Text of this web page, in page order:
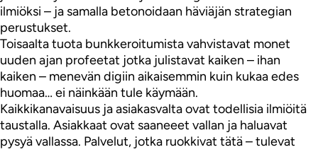
ilmiöksi – ja samalla betonoidaan häviäjän strategian
perustukset.
Toisaalta tuota bunkkeroitumista vahvistavat monet
uuden ajan profeetat jotka julistavat kaiken – ihan
kaiken – menevän digiin aikaisemmin kuin kukaa edes
huomaa… ei näinkään tule käymään.
Kaikkikanavaisuus ja asiakasvalta ovat todellisia ilmiöitä
taustalla. Asiakkaat ovat saaneeet vallan ja haluavat
pysyä vallassa. Palvelut, jotka ruokkivat tätä – tulevat